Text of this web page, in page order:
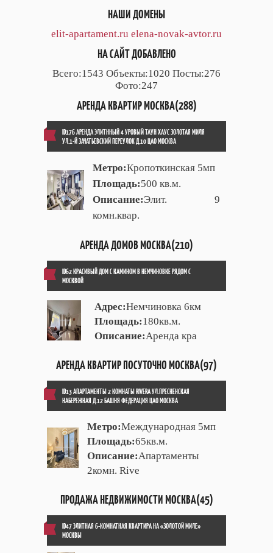
НАШИ ДОМЕНЫ
elit-apartament.ru elena-novak-avtor.ru
НА САЙТ ДОБАВЛЕНО
Всего:1543 Объекты:1020 Посты:276
Фото:247
АРЕНДА КВАРТИР МОСКВА(288)
ID176 АРЕНДА ЭЛИТННЫЙ 4 УРОВЫЙ ТАУН ХАУС ЗОЛОТАЯ МИЛЯ
УЛ.1-Й ЗАЧАТЬЕВСКИЙ ПЕРЕУЛОК Д.10 ЦАО МОСКВА
Метро:Кропоткинская 5мп
Площадь:500 кв.м.
Описание:Элит. 9
комн.квар.
АРЕНДА ДОМОВ МОСКВА(210)
ID62 КРАСИВЫЙ ДОМ С КАМИНОМ В НЕМЧИНОВКЕ РЯДОМ С
МОСКВОЙ
Адрес:Немчиновка 6км
Площадь:180кв.м.
Описание:Аренда кра
АРЕНДА КВАРТИР ПОСУТОЧНО МОСКВА(97)
ID13 АПАРТАМЕНТЫ 2 КОМНАТЫ RIVERA УЛ.ПРЕСНЕНСКАЯ
НАБЕРЕЖНАЯ Д.12 БАШНЯ ФЕДЕРАЦИЯ ЦАО МОСКВА
Метро:Международная 5мп
Площадь:65кв.м.
Описание:Апартаменты
2комн. Rive
ПРОДАЖА НЕДВИЖИМОСТИ МОСКВА(45)
ID47 ЭЛИТНАЯ 6-КОМНАТНАЯ КВАРТИРА НА «ЗОЛОТОЙ МИЛЕ»
МОСКВЫ